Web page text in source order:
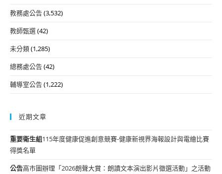
教務處公告(3,532)
教師甄選(42)
未分類(1,285)
總務處公告(42)
輔導室公告(1,222)
近期文章
重要衛生組115年度健康促進創意競賽-健康新視界海報設計與電繪比賽
得獎名單
公告高市圖辦理「2026朗聲大賞：朗讀文本演出影片徵選活動」之活動